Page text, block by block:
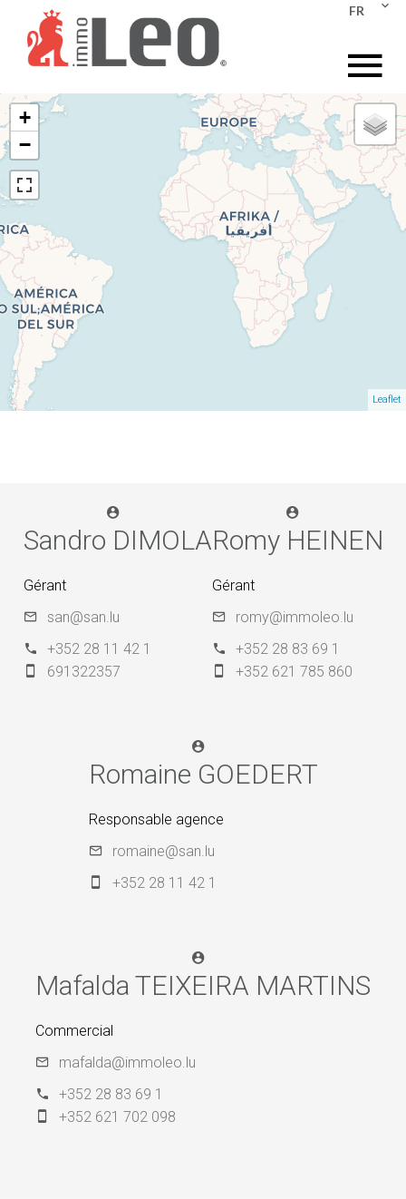
FR
+
−
Leaflet
Sandro DIMOLA
Gérant
san@san.lu
+352 28 11 42 1
691322357
Romy HEINEN
Gérant
romy@immoleo.lu
+352 28 83 69 1
+352 621 785 860
Romaine GOEDERT
Responsable agence
romaine@san.lu
+352 28 11 42 1
Mafalda TEIXEIRA MARTINS
Commercial
mafalda@immoleo.lu
+352 28 83 69 1
+352 621 702 098